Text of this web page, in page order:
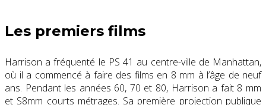
Les premiers films
Harrison a fréquenté le PS 41 au centre-ville de Manhattan,
où il a commencé à faire des films en 8 mm à l’âge de neuf
ans. Pendant les années 60, 70 et 80, Harrison a fait 8 mm
et S8mm courts métrages. Sa première projection publique